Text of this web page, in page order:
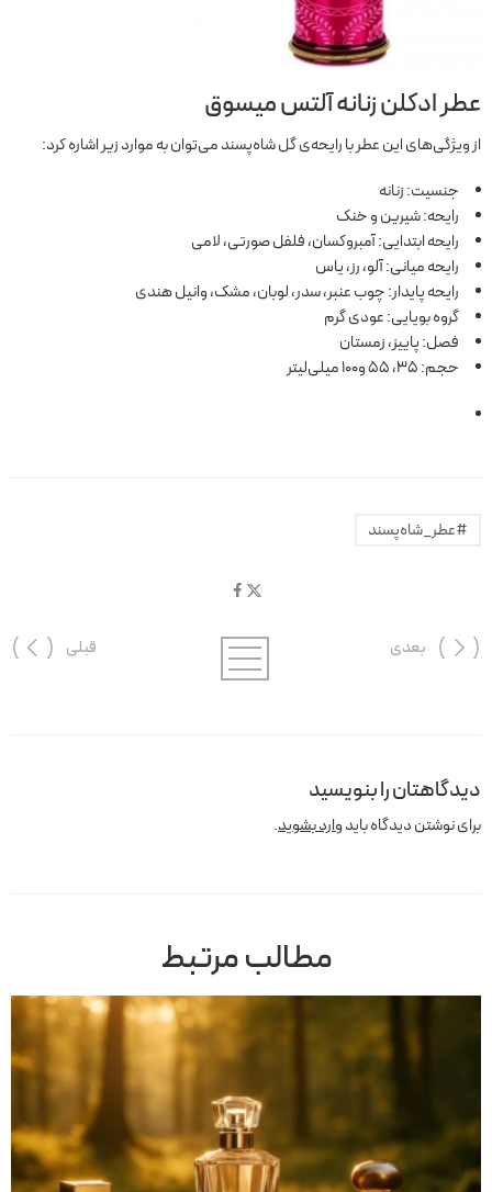
عطر ادکلن زنانه آلتس میسوق
از ویژگی‌های این عطر با رایحه‌ی گل شاه‌پسند می‌توان به موارد زیر اشاره کرد:
جنسیت: زنانه
رایحه: شیرین و خنک
رایحه ابتدایی: آمبروکسان، فلفل صورتی، لامی
رایحه میانی: آلو، رز، یاس
رایحه پایدار: چوب عنبر، سدر، لوبان، مشک، وانیل هندی
گروه بویایی: عودی گرم
فصل: پاییز، زمستان
حجم: 35، 55 و100 میلی‌لیتر
#عطر_شاه‌پسند
قبلی بعدی
دیدگاهتان را بنویسید
برای نوشتن دیدگاه بایدوارد بشوید.
مطالب مرتبط